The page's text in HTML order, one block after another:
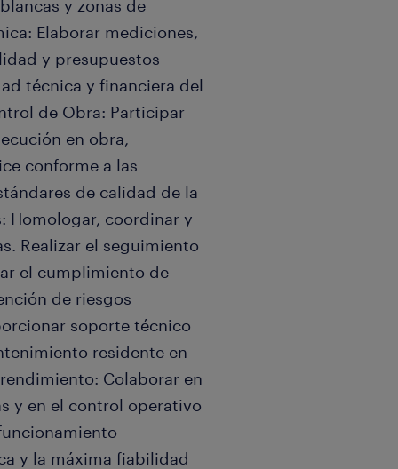
y zonas de
Elaborar mediciones,
y presupuestos
técnica y financiera del
de Obra: Participar
en obra,
conforme a las
de calidad de la
Homologar, coordinar y
Realizar el seguimiento
el cumplimiento de
de riesgos
soporte técnico
residente en
Colaborar en
y en el control operativo
y la máxima fiabilidad